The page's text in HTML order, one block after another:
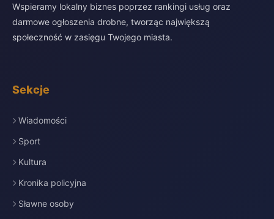
Wspieramy lokalny biznes poprzez rankingi usług oraz
darmowe ogłoszenia drobne, tworząc największą
społeczność w zasięgu Twojego miasta.
Sekcje
Wiadomości
Sport
Kultura
Kronika policyjna
Sławne osoby